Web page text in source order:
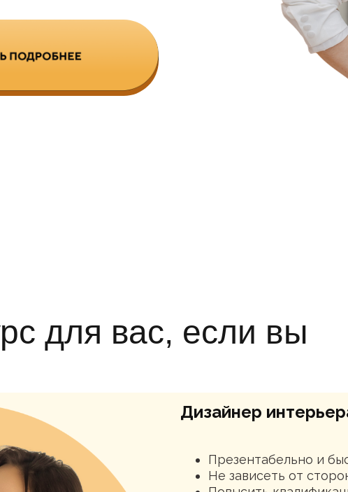
для вас, если вы
Дизайнер
Презентабельно и
Не зависеть от